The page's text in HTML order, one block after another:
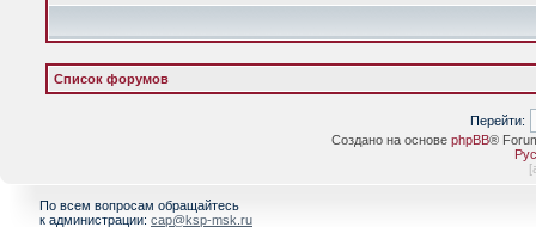
Список форумов
Перейти:
Создано на основе phpBB®
[
По всем вопросам обращайтесь
к администрации: cap@ksp-msk.ru